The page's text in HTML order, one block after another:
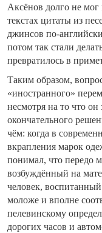
Аксёнов долго не мог
текстах цитаты из
джинсов по-
потом так стали
превратилось в
Таким образом,
«иностранного»
несмотря на то что он
окончательного
чём: когда в
вкрапления марок
понимал, что передо
возбуждённый на
человек,
моложе и вполне
пелевинскому
дорогих часов и